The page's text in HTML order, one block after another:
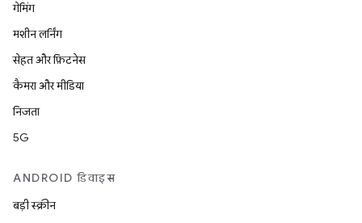
गेमिंग
मशीन लर्निंग
सेहत और फ़िटनेस
कैमरा और मीडिया
निजता
5G
ANDROID डिवाइस
बड़ी स्क्रीन